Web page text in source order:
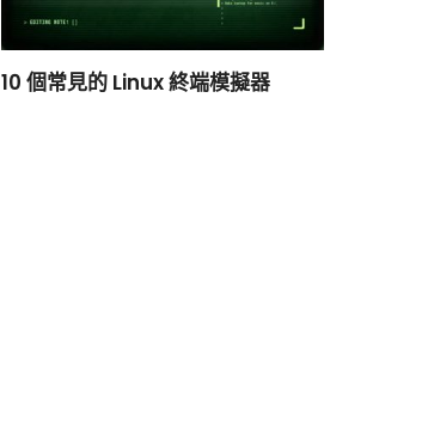
10 個常見的 Linux 終端模擬器